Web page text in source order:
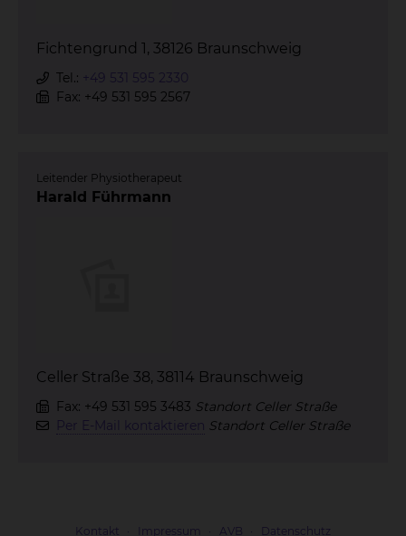
Fichtengrund 1, 38126 Braunschweig
Tel.: +49 531 595 2330
Fax: +49 531 595 2567
Leitender Physiotherapeut
Harald Führmann
Celler Straße 38, 38114 Braunschweig
Fax: +49 531 595 3483 Standort Celler Straße
Per E-Mail kontaktieren Standort Celler Straße
Kontakt Impressum AVB Datenschutz